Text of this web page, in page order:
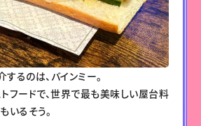
るのは、バインミー。
フードで、世界で最も美味しい屋台料
いるそう。